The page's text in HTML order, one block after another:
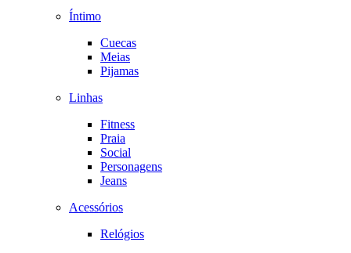
Íntimo
Cuecas
Meias
Pijamas
Linhas
Fitness
Praia
Social
Personagens
Jeans
Acessórios
Relógios